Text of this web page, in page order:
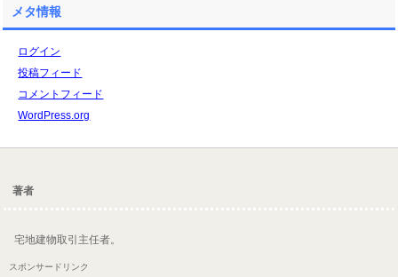
メタ情報
ログイン
投稿フィード
コメントフィード
WordPress.org
著者
宅地建物取引主任者。
スポンサードリンク